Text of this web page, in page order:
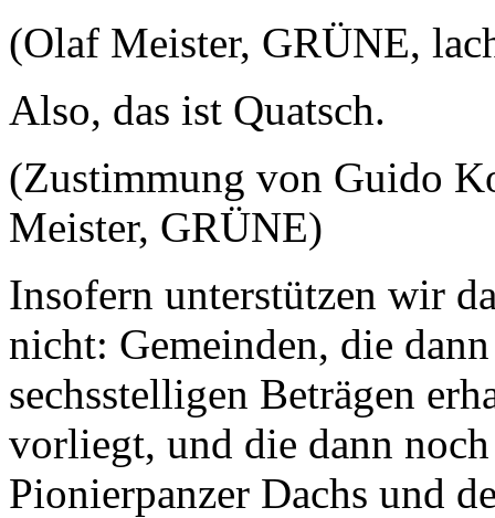
(Olaf Meister, GRÜNE,
Also, das ist Quatsch.
(Zustimmung von Guido
Meister, GRÜNE)
Insofern unterstützen wir
nicht: Gemeinden, die
sechsstelligen Beträgen
vorliegt, und die dann
Pionierpanzer Dachs und